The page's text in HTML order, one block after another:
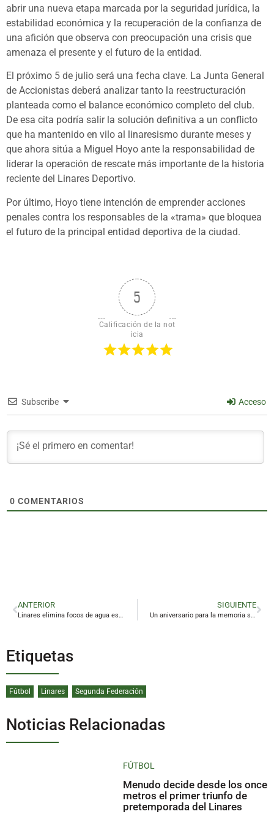
abrir una nueva etapa marcada por la seguridad jurídica, la
estabilidad económica y la recuperación de la confianza de
una afición que observa con preocupación una crisis que
amenaza el presente y el futuro de la entidad.
El próximo 5 de julio será una fecha clave. La Junta General
de Accionistas deberá analizar tanto la reestructuración
planteada como el balance económico completo del club.
De esa cita podría salir la solución definitiva a un conflicto
que ha mantenido en vilo al linaresismo durante meses y
que ahora sitúa a Miguel Hoyo ante la responsabilidad de
liderar la operación de rescate más importante de la historia
reciente del Linares Deportivo.
Por último, Hoyo tiene intención de emprender acciones
penales contra los responsables de la «trama» que bloquea
el futuro de la principal entidad deportiva de la ciudad.
5
Calificación de la not
icia
Subscribe Acceso
0 COMENTARIOS
ANTERIOR
Linares elimina focos de agua estancada en el recinto ferial
SIGUIENTE
Un aniversario para la memoria sanitaria de Linares
Etiquetas
Fútbol Linares Segunda Federación
Noticias Relacionadas
FÚTBOL
Menudo decide desde los once
metros el primer triunfo de
pretemporada del Linares